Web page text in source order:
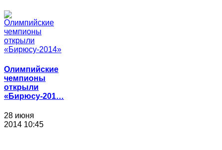
Олимпийские
чемпионы
открыли
«Бирюсу-201…
28 июня
2014 10:45